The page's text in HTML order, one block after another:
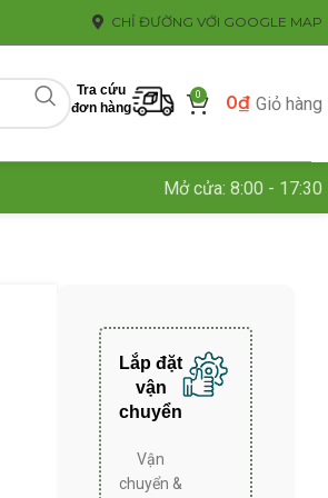
CHỈ ĐƯỜNG VỚI GOOGLE MAP
Tra cứu
đơn hàng
0 0₫ Giỏ hàng
Mở cửa: 8:00 - 17:30
Lắp đặt
vận
chuyển
Vận
chuyển &